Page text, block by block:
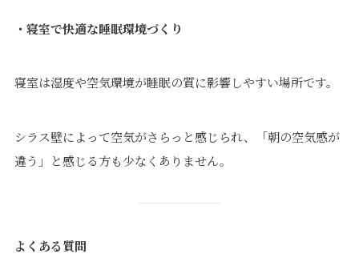
・寝室で快適な睡眠環境づくり
寝室は湿度や空気環境が睡眠の質に影響しやすい場所です。
シラス壁によって空気がさらっと感じられ、「朝の空気感が
違う」と感じる方も少なくありません。
よくある質問